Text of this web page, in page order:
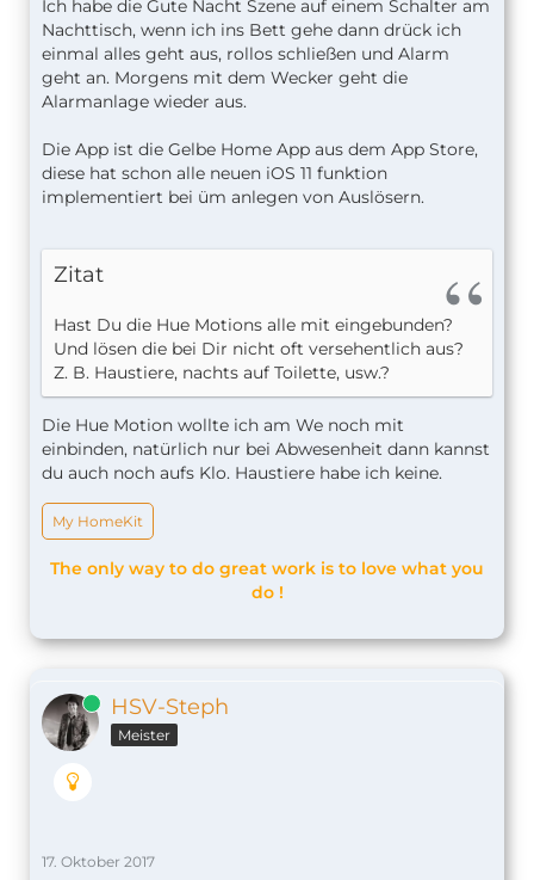
Ich habe die Gute Nacht Szene auf einem Schalter am
Nachttisch, wenn ich ins Bett gehe dann drück ich
einmal alles geht aus, rollos schließen und Alarm
geht an. Morgens mit dem Wecker geht die
Alarmanlage wieder aus.
Die App ist die Gelbe Home App aus dem App Store,
diese hat schon alle neuen iOS 11 funktion
implementiert bei üm anlegen von Auslösern.
Zitat
Hast Du die Hue Motions alle mit eingebunden?
Und lösen die bei Dir nicht oft versehentlich aus?
Z. B. Haustiere, nachts auf Toilette, usw.?
Die Hue Motion wollte ich am We noch mit
einbinden, natürlich nur bei Abwesenheit dann kannst
du auch noch aufs Klo. Haustiere habe ich keine.
My HomeKit
The only way to do great work is to love what you
do !
Online HSV-Steph
Meister
17. Oktober 2017